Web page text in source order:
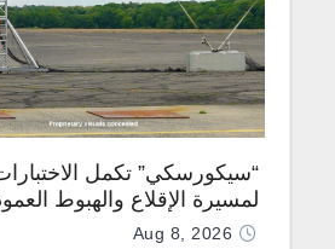
“سيكورسكي” تكمل الاختبارات
لمسيرة الإقلاع والهبوط
“نوماد 100”Aug 8, 2026